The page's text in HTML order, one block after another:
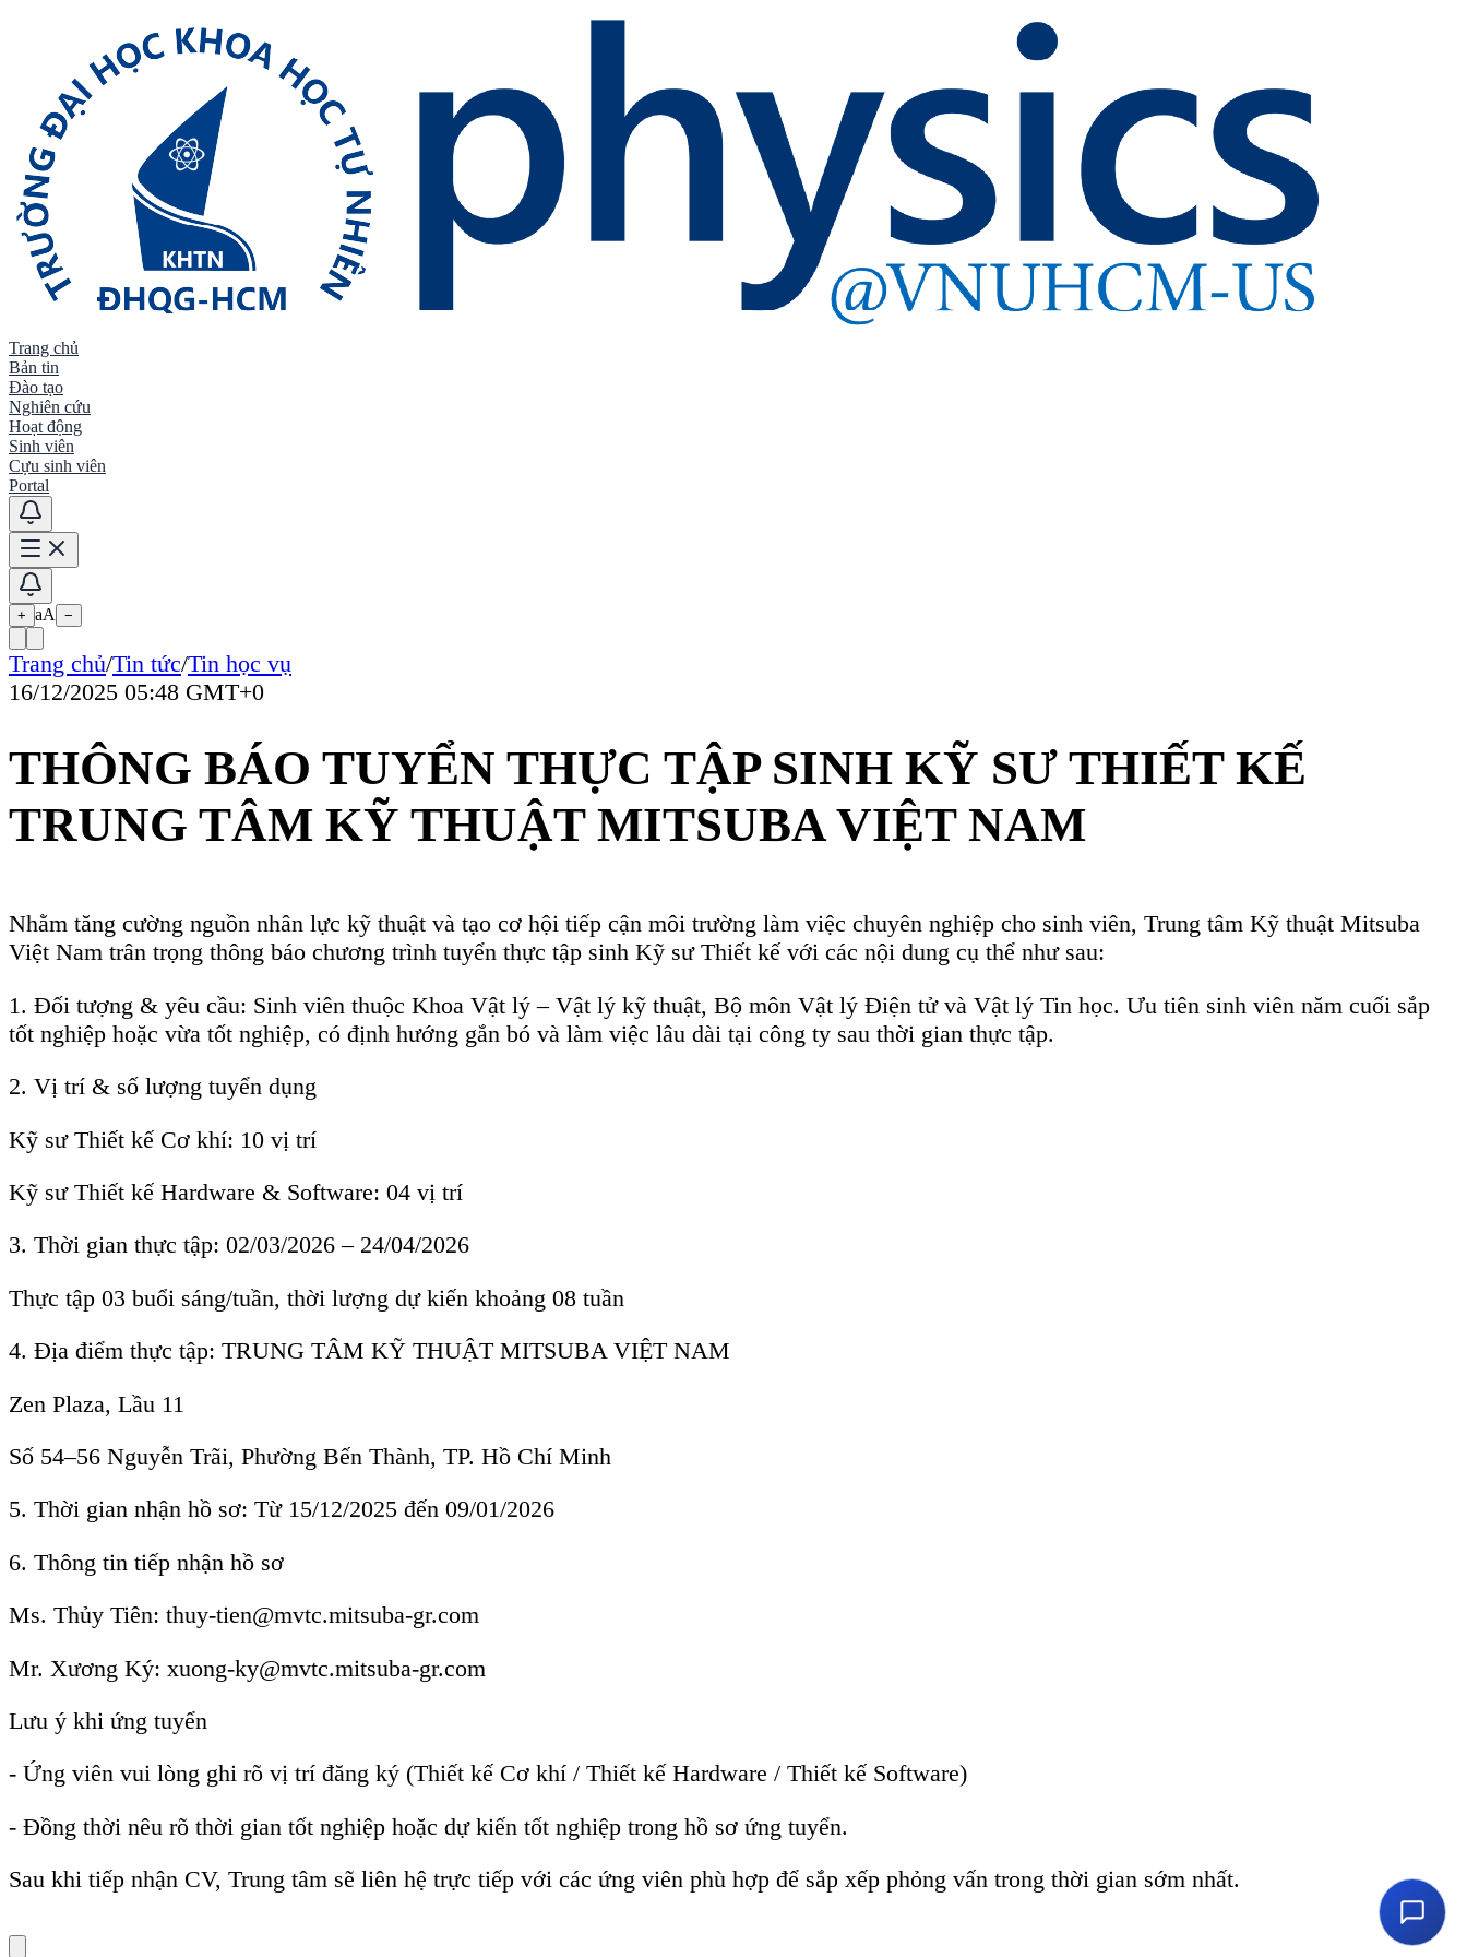
Trang chủ
Bản tin
Đào tạo
Nghiên cứu
Hoạt động
Sinh viên
Cựu sinh viên
Portal
+ aA −
Trang chủ/Tin tức
16/12/2025 05:48 GMT+0
THÔNG BÁO TUYỂN THỰC TẬP SINH KỸ SƯ THIẾT KẾ
TRUNG TÂM KỸ THUẬT MITSUBA VIỆT NAM
Nhằm tăng cường nguồn nhân lực kỹ thuật và tạo cơ hội tiếp cận môi trường làm việc chuyên nghiệp cho sinh viên, Trung tâm Kỹ thuật Mitsuba
Việt Nam trân trọng thông báo chương trình tuyển thực tập sinh Kỹ sư Thiết kế với các nội dung cụ thể như sau:
tốt nghiệp hoặc vừa tốt nghiệp, có định hướng gắn bó và làm việc lâu dài tại công ty sau thời gian thực tập.
2. Vị trí & số lượng tuyển dụng
Kỹ sư Thiết kế Cơ khí: 10 vị trí
Thực tập 03 buổi sáng/tuần, thời lượng dự kiến khoảng 08 tuần
4. Địa điểm thực tập: TRUNG TÂM KỸ THUẬT MITSUBA VIỆT NAM
Zen Plaza, Lầu 11
Số 54–56 Nguyễn Trãi, Phường Bến Thành, TP. Hồ Chí Minh
5. Thời gian nhận hồ sơ: Từ 15/12/2025 đến 09/01/2026
Ms. Thủy Tiên: thuy-tien@mvtc.mitsuba-gr.com
Mr. Xương Ký: xuong-ky@mvtc.mitsuba-gr.com
- Đồng thời nêu rõ thời gian tốt nghiệp hoặc dự kiến tốt nghiệp trong hồ sơ ứng tuyển.
Sau khi tiếp nhận CV, Trung tâm sẽ liên hệ trực tiếp với các ứng viên phù hợp để sắp xếp phỏng vấn trong thời gian sớm nhất.